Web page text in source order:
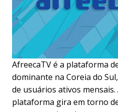
AfreecaTV é a plataforma
dominante na Coreia do
de usuários ativos mensais.
plataforma gira em torno